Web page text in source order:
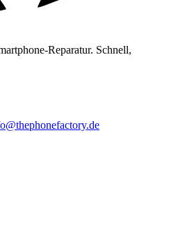
Reparatur. Schnell,